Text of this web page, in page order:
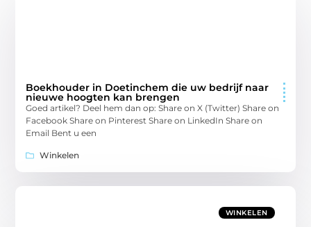
Boekhouder in Doetinchem die uw bedrijf naar
nieuwe hoogten kan brengen
Goed artikel? Deel hem dan op: Share on X (Twitter) Share on
Facebook Share on Pinterest Share on LinkedIn Share on
Email Bent u een
Winkelen
WINKELEN